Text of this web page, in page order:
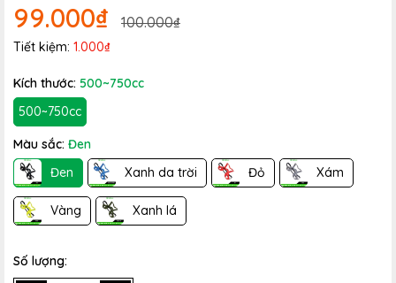
99.000₫ 100.000₫
Tiết kiệm: 1.000₫
Kích thước: 500~750cc
500~750cc
Màu sắc: Đen
Đen
Xanh da trời Đỏ Xám
Vàng Xanh lá
Số lượng: